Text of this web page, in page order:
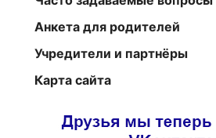
Анкета для родителей
Учредители и партнёры
Карта сайта